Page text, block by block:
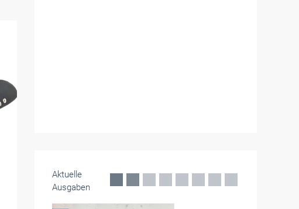
Aktuelle
Ausgaben